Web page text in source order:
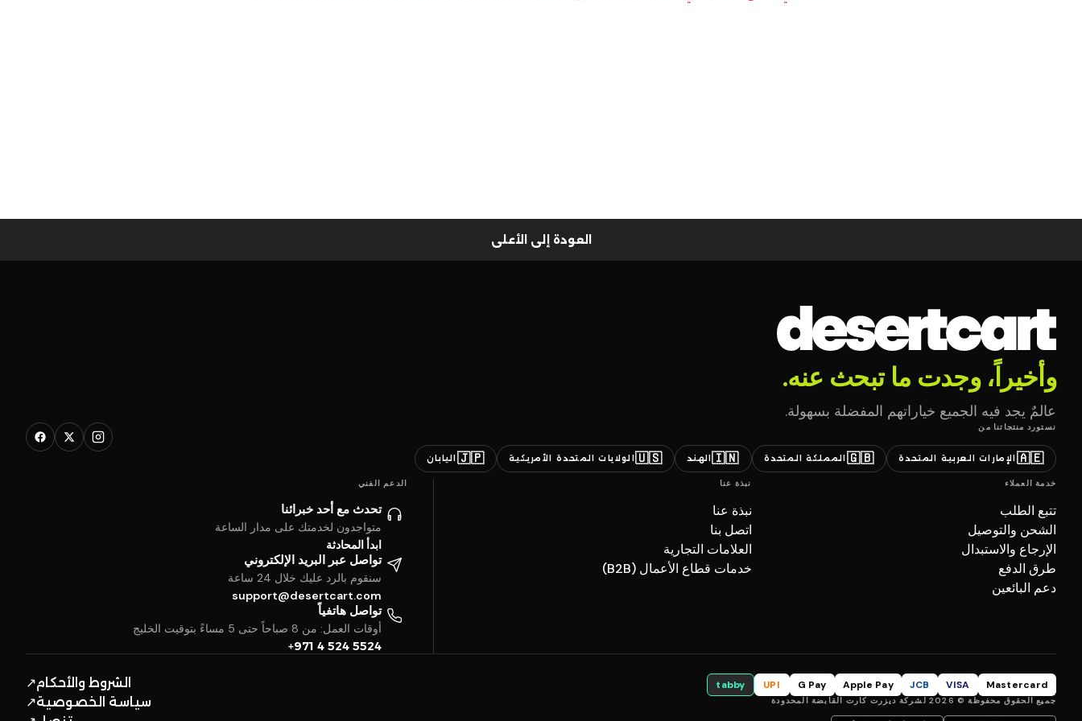
العودة إلى الأعلى
وأخيراً، وجدت ما تبحث عنه.
عالمٌ يجد فيه الجميع خياراتهم المفضلة بسهولة.
نستورد منتجاتنا من
🇦🇪 الإمارات العربية المتحدة 🇬🇧 المملكة المتحدة 🇮🇳الهند 🇺🇸الولايات المتحدة الأمريكية 🇯🇵 اليابان
خدمة العملاء
تتبع الطلب
الشحن والتوصيل
الإرجاع والاستبدال
طرق الدفع
دعم البائعين
نبذة عنا
نبذة عنا
اتصل بنا
العلامات التجارية
خدمات قطاع الأعمال (B2B)
الدعم الفني
تحدث مع أحد خبرائنا
متواجدون لخدمتك على مدار الساعة
ابدأ المحادثة
تواصل عبر البريد الإلكتروني
سنقوم بالرد عليك خلال 24 ساعة
support@desertcart.com
تواصل هاتفياً
أوقات العمل: من 8 صباحاً حتى 5 مساءً بتوقيت الخليج
+971 4 524 5524
Mastercard
VISA
JCB
Apple Pay
G Pay
UPI
tabby
جميع الحقوق محفوظة © 2026 لشركة ديزرت كارت القابضة المحدودة
الشروط والأحكام↗
سياسة الخصوصية↗